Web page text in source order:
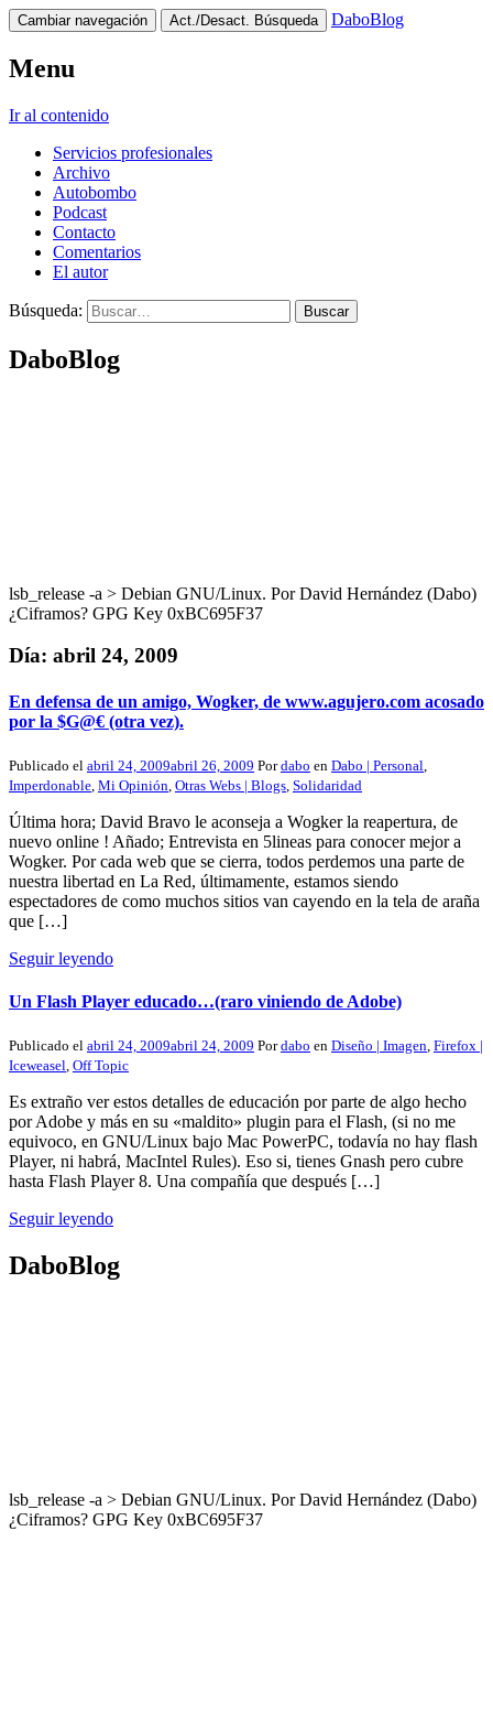
Cambiar navegación Act./Desact. Búsqueda DaboBlog
Menu
Ir al contenido
Servicios profesionales
Archivo
Autobombo
Podcast
Contacto
Comentarios
El autor
Búsqueda:
DaboBlog
lsb_release -a > Debian GNU/Linux. Por David Hernández (Dabo)
¿Ciframos? GPG Key 0xBC695F37
Día: abril 24, 2009
En defensa de un amigo, Wogker, de www.agujero.com acosado
por la $G@€ (otra vez).
Publicado el abril 24, 2009abril 26, 2009 Pordabo en Dabo | Personal
Imperdonable Mi Opinión Otras Webs | Blogs Solidaridad
Última hora; David Bravo le aconseja a Wogker la reapertura, de
nuevo online ! Añado; Entrevista en 5lineas para conocer mejor a
Wogker. Por cada web que se cierra, todos perdemos una parte de
nuestra libertad en La Red, últimamente, estamos siendo
espectadores de como muchos sitios van cayendo en la tela de araña
que […]
Seguir leyendo
Un Flash Player educado…(raro viniendo de Adobe)
Publicado el abril 24, 2009abril 24, 2009 Pordabo en Diseño | Imagen, Firefox |
Iceweasel, Off Topic
Es extraño ver estos detalles de educación por parte de algo hecho
por Adobe y más en su «maldito» plugin para el Flash, (si no me
equivoco, en GNU/Linux bajo Mac PowerPC, todavía no hay flash
Player, ni habrá, MacIntel Rules). Eso si, tienes Gnash pero cubre
hasta Flash Player 8. Una compañía que después […]
Seguir leyendo
DaboBlog
lsb_release -a > Debian GNU/Linux. Por David Hernández (Dabo)
¿Ciframos? GPG Key 0xBC695F37